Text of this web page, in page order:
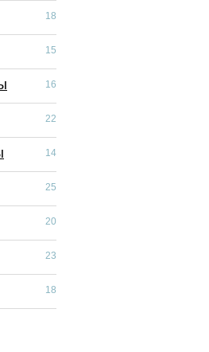
18
15
16
22
14
25
20
23
18